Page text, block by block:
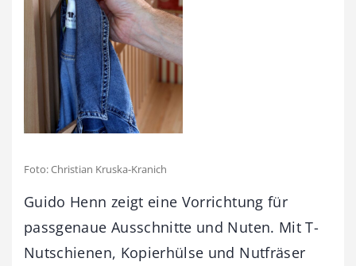
Foto: Christian Kruska-Kranich
Guido Henn zeigt eine Vorrichtung für
passgenaue Ausschnitte und Nuten. Mit T-
Nutschienen, Kopierhülse und Nutfräser